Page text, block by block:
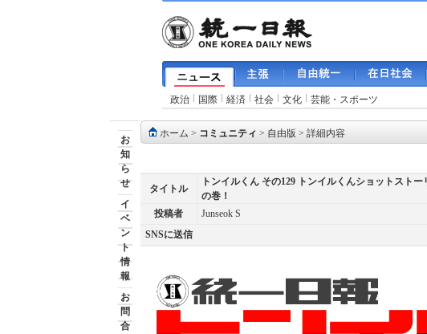
政治 国際 経済 社会 文化 芸能・スポーツ
お
知
ら
せ
イ
ベ
ン
ト
情
報
お
問
合
ホーム > コミュニティ > 自由版 > 詳細内容
タイトル
トンイルくん その129 トンイルくんショットスト
の巻！
投稿者 Junseok S
SNSに送信